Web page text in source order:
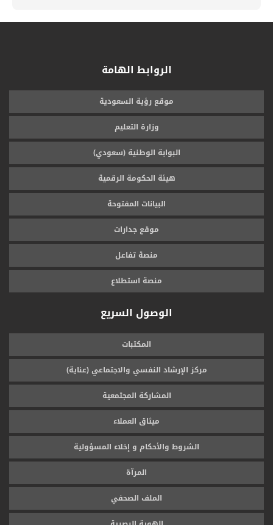
الروابط الهامة
موقع رؤية السعودية
وزارة التعليم
البوابة الوطنية (سعودي)
هيئة الحكومة الرقمية
البيانات المفتوحة
موقع جدارات
منصة تفاعل
منصة استطلاع
الوصول السريع
المكتبات
مركز الإرشاد النفسي والاجتماعي (عناية)
المشاركة المجتمعية
ميثاق العملاء
الشروط والأحكام و إخلاء المسؤولية
المرآة
الملف الصحفي